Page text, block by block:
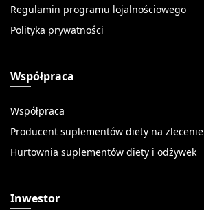
Regulamin programu lojalnościowego
Polityka prywatności
Współpraca
Współpraca
Producent suplementów diety na zlecenie
Hurtownia suplementów diety i odżywek
Inwestor